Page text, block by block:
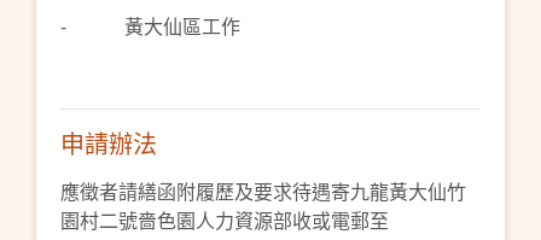
- 黃大仙區工作
申請辦法
應徵者請繕函附履歷及要求待遇寄九龍黃大仙竹
園村二號嗇色園人力資源部收或電郵至